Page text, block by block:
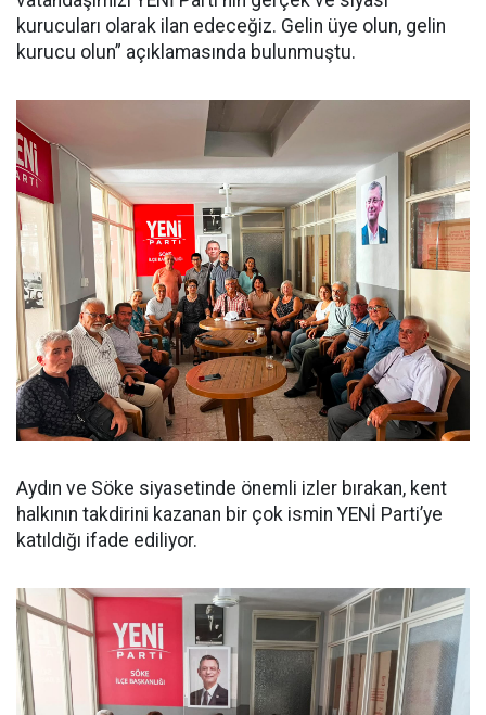
kurucuları olarak ilan edeceğiz. Gelin üye olun, gelin
kurucu olun” açıklamasında bulunmuştu.
Aydın ve Söke siyasetinde önemli izler bırakan, kent
halkının takdirini kazanan bir çok ismin YENİ Parti’ye
katıldığı ifade ediliyor.